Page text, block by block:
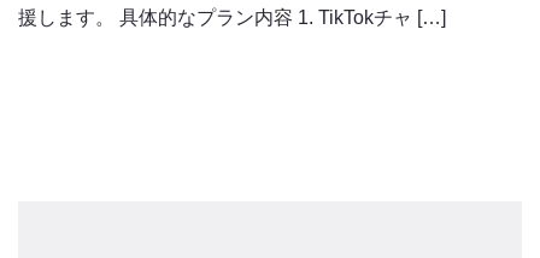
援します。 具体的なプラン内容 1. TikTokチャ […]